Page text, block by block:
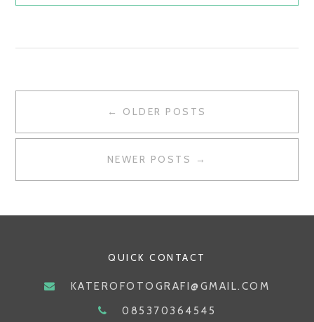
TRANSFER
DAN
← OLDER POSTS
NEWER POSTS →
QUICK CONTACT
KATEROFOTOGRAFI@GMAIL.COM
085370364545